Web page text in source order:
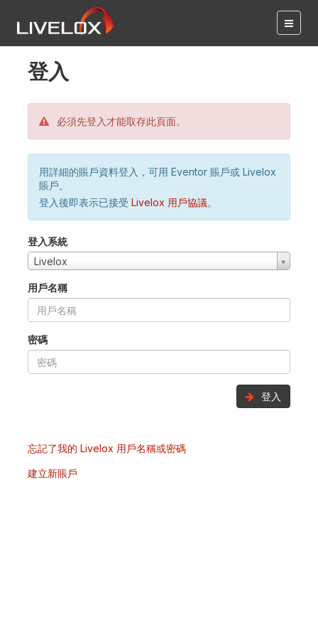
登入
必須先登入才能取存此頁面。
用詳細的賬戶資料登入，可用 Eventor 賬戶或 Livelox
賬戶。
登入後即表示已接受 Livelox 用戶協議。
登入系統
Livelox
用戶名稱
密碼
登入
忘記了我的 Livelox 用戶名稱或密碼
建立新賬戶